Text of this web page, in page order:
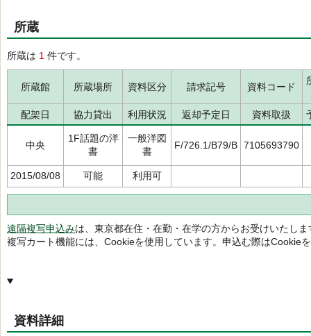
所蔵
所蔵は 1 件です。
所蔵館 所蔵場所 資料区分 請求記号 資料コード
配架日 協力貸出 利用状況 返却予定日 資料取扱
中央
1F話題の洋
書
一般洋図
書
F/726.1/B79/B 7105693790
2015/08/08 可能 利用可
遠隔複写申込みは、東京都在住・在勤・在学の方からお受けいたしま
複写カート機能には、Cookieを使用しています。申込む際はCookie
資料詳細